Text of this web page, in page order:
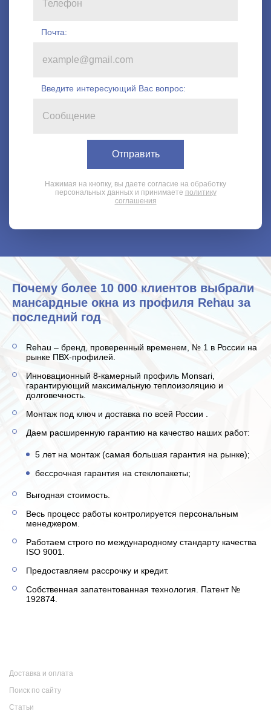
Почта:
Введите интересующий Вас вопрос:
Нажимая на кнопку, вы даете согласие на обработку
персональных данных и принимаете политику
соглашения
Почему более 10 000 клиентов выбрали
мансардные окна из профиля Rehau за
последний год
Rehau – бренд, проверенный временем, № 1 в России на
рынке ПВХ-профилей.
Инновационный 8-камерный профиль Monsari,
гарантирующий максимальную теплоизоляцию и
долговечность.
Монтаж под ключ и доставка по всей России .
Даем расширенную гарантию на качество наших работ:
5 лет на монтаж (самая большая гарантия на рынке);
бессрочная гарантия на стеклопакеты;
Выгодная стоимость.
Весь процесс работы контролируется персональным
менеджером.
Работаем строго по международному стандарту качества
ISO 9001.
Предоставляем рассрочку и кредит.
Собственная запатентованная технология. Патент №
192874.
Доставка и оплата
Поиск по сайту
Статьи